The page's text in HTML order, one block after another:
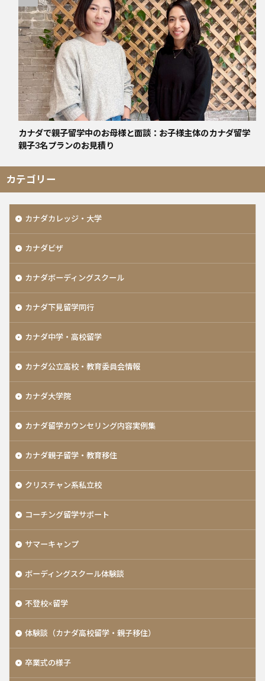
カナダで親子留学中のお母様と面談：お子様主体のカナダ留学
親子3名プランのお見積り
カテゴリー
カナダカレッジ・大学
カナダビザ
カナダボーディングスクール
カナダ下見留学同行
カナダ中学・高校留学
カナダ公立高校・教育委員会情報
カナダ大学院
カナダ留学カウンセリング内容実例集
カナダ親子留学・教育移住
クリスチャン系私立校
コーチング留学サポート
サマーキャンプ
ボーディングスクール体験談
不登校×留学
体験談（カナダ高校留学・親子移住）
卒業式の様子